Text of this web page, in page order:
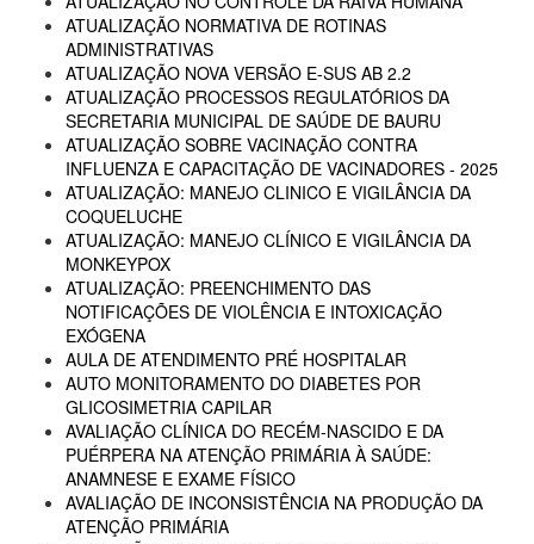
ATUALIZAÇÃO NORMATIVA DE ROTINAS
ADMINISTRATIVAS
ATUALIZAÇÃO NOVA VERSÃO E-SUS AB 2.2
ATUALIZAÇÃO PROCESSOS REGULATÓRIOS DA
SECRETARIA MUNICIPAL DE SAÚDE DE BAURU
ATUALIZAÇÃO SOBRE VACINAÇÃO CONTRA
INFLUENZA E CAPACITAÇÃO DE VACINADORES - 2025
ATUALIZAÇÃO: MANEJO CLINICO E VIGILÂNCIA DA
COQUELUCHE
ATUALIZAÇÃO: MANEJO CLÍNICO E VIGILÂNCIA DA
MONKEYPOX
ATUALIZAÇÃO: PREENCHIMENTO DAS
NOTIFICAÇÕES DE VIOLÊNCIA E INTOXICAÇÃO
EXÓGENA
AULA DE ATENDIMENTO PRÉ HOSPITALAR
AUTO MONITORAMENTO DO DIABETES POR
GLICOSIMETRIA CAPILAR
AVALIAÇÃO CLÍNICA DO RECÉM-NASCIDO E DA
PUÉRPERA NA ATENÇÃO PRIMÁRIA À SAÚDE:
ANAMNESE E EXAME FÍSICO
AVALIAÇÃO DE INCONSISTÊNCIA NA PRODUÇÃO DA
ATENÇÃO PRIMÁRIA